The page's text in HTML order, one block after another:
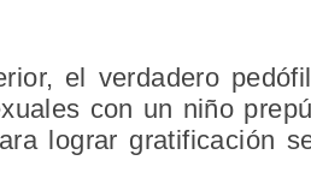
el verdadero
con un niño
lograr gratificación